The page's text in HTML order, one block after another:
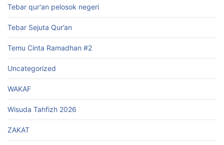
Tebar qur'an pelosok negeri
Tebar Sejuta Qur’an
Temu Cinta Ramadhan #2
Uncategorized
WAKAF
Wisuda Tahfizh 2026
ZAKAT